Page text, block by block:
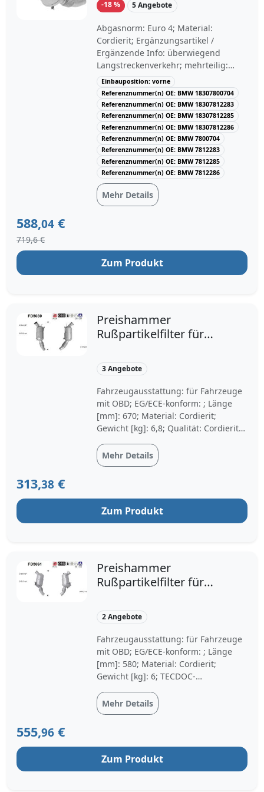
ASE,0005/AHX,0005/BDX,0005/ALH,000
5/ALI,0005/AXB,0005/AHW,0005/ASD,0
005/AXA,0005/AWY,0005/AQL,0005/AW
A,0005/ANB,0005/AQW,0005/ARO,000
5/ARN,0005/APZ Hinweis: Zusätzlich
20€ extra für Sie bei Rücksendung
des Altteils – Rücksendelabel liegt der
Sendung bei. Verfügbarkeit:
Versandfertig in 1-2 Werktagen -
Versandkostenfrei in der ATP App ab
99€ Bestellwert, versandkostenfrei ab
119€ Bestellwert im ATP Shop.
-18 % 5 Angebote
Abgasnorm: Euro 4; Material:
Cordierit; Ergänzungsartikel /
Ergänzende Info: überwiegend
Langstreckenverkehr; mehrteilig:
einteilig; Ergänzungsartikel /
Ergänzende Info 2: mit Anbauteilen;
Mengeneinheit: Set;
Montage/Demontage durch
Fachpersonal erforderlich!: ;
Herstellereinschränkung: 8LG 366
070-071; Einbauposition: vorne;
Motorcode: N47D20A, N47D20C;
TECDOC-Motornummer: 24405;
Baujahr ab: 03/2007, 03/2009,
12/2009, 10/2010; Baujahr bis:
Einbauposition: vorne
Referenznummer(n) OE: BMW 18307800704
Referenznummer(n) OE: BMW 18307812283
Referenznummer(n) OE: BMW 18307812285
Referenznummer(n) OE: BMW 18307812286
Referenznummer(n) OE: BMW 7800704
Referenznummer(n) OE: BMW 7812283
Referenznummer(n) OE: BMW 7812285
Referenznummer(n) OE: BMW 7812286
Mehr Details
588,04 €
719,6 €
Zum Produkt
Preishammer
Rußpartikelfilter für
3 Angebote
Fahrzeugausstattung: für Fahrzeuge
mit OBD; EG/ECE-konform: ; Länge
[mm]: 670; Material: Cordierit;
Gewicht [kg]: 6,8; Qualität: Cordierite;
24405; Baujahr ab: 09/2007, 03/2007,
10/2007; Baujahr bis: 12/2009
Mehr Details
313,38 €
Zum Produkt
Preishammer
Rußpartikelfilter für
2 Angebote
Fahrzeugausstattung: für Fahrzeuge
mit OBD; EG/ECE-konform: ; Länge
[mm]: 580; Material: Cordierit;
Gewicht [kg]: 6; TECDOC-
03/2005, 09/2005; Baujahr bis:
08/2007; Qualität: Cordierite
Mehr Details
555,96 €
Zum Produkt